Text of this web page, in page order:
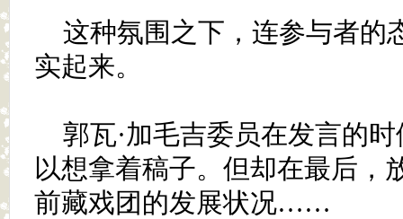
这种氛围之下，连参与者的
实起来。
郭瓦·加毛吉委员在发言的
以想拿着稿子。但却在最后，
前藏戏团的发展状况……